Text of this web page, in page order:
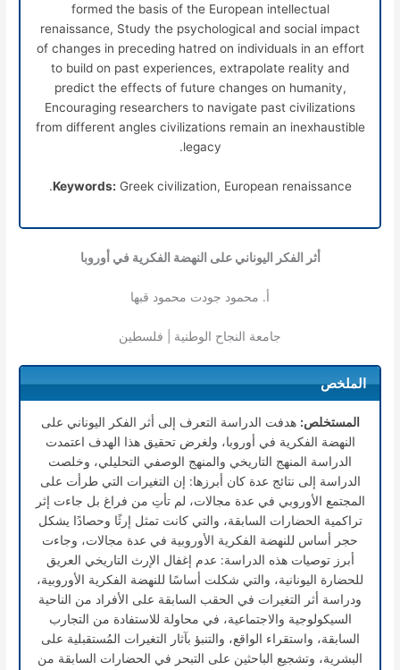
formed the basis of the European intellectual
renaissance, Study the psychological and social impact
of changes in preceding hatred on individuals in an effort
to build on past experiences, extrapolate reality and
predict the effects of future changes on humanity,
Encouraging researchers to navigate past civilizations
from different angles civilizations remain an inexhaustible
legacy.
Keywords: Greek civilization, European renaissance.
أثر الفكر اليوناني على النهضة الفكرية في أوروبا
أ. محمود جودت محمود قبها
جامعة النجاح الوطنية | فلسطين
الملخص
المستخلص: هدفت الدراسة التعرف إلى أثر الفكر اليوناني على
النهضة الفكرية في أوروبا، ولغرض تحقيق هذا الهدف اعتمدت
الدراسة المنهج التاريخي والمنهج الوصفي التحليلي، وخلصت
الدراسة إلى نتائج عدة كان أبرزها: إن التغيرات التي طرأت على
المجتمع الأوروبي في عدة مجالات، لم تأتِ من فراغ بل جاءت إثر
تراكمية الحضارات السابقة، والتي كانت تمثل إرثًا وحصادًا يشكل
حجر أساس للنهضة الفكرية الأوروبية في عدة مجالات، وجاءت
أبرز توصيات هذه الدراسة: عدم إغفال الإرث التاريخي العريق
للحضارة اليونانية، والتي شكلت أساسًا للنهضة الفكرية الأوروبية،
ودراسة أثر التغيرات في الحقب السابقة على الأفراد من الناحية
السيكولوجية والاجتماعية، في محاولة للاستفادة من التجارب
السابقة، واستقراء الواقع، والتنبؤ بآثار التغيرات المُستقبلية على
البشرية، وتشجيع الباحثين على التبحر في الحضارات السابقة من